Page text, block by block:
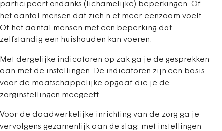
participeert ondanks (lichamelijke) beperkingen. Of
het aantal mensen dat zich niet meer eenzaam voelt.
Of het aantal mensen met een beperking dat
zelfstandig een huishouden kan voeren.
Met dergelijke indicatoren op zak ga je de gesprekken
aan met de instellingen. De indicatoren zijn een basis
voor de maatschappelijke opgaaf die je de
zorginstellingen meegeeft.
Voor de daadwerkelijke inrichting van de zorg ga je
vervolgens gezamenlijk aan de slag: met instellingen